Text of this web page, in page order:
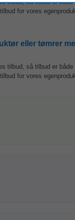
tilbud, så tilbud er
for vores
eller tømrer
tilbud, så tilbud er
for vores